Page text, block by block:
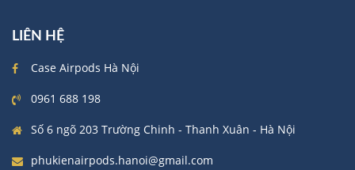
LIÊN HỆ
Case Airpods Hà Nội
0961 688 198
Số 6 ngõ 203 Trường Chinh - Thanh Xuân - Hà Nội
phukienairpods.hanoi@gmail.com